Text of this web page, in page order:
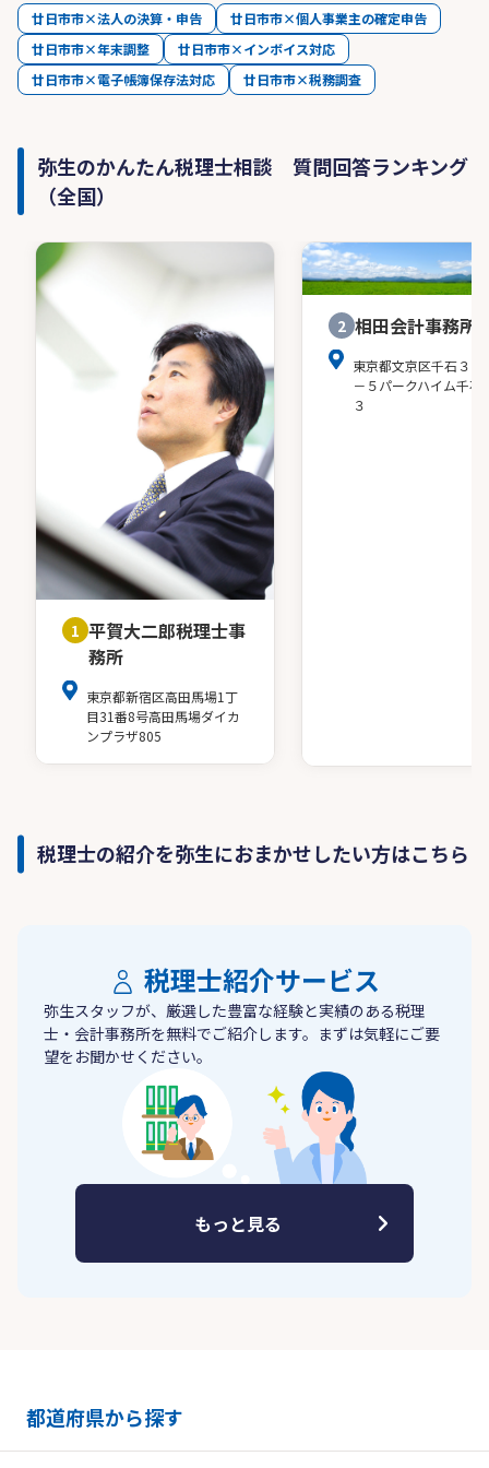
廿日市市×法人の決算・申告
廿日市市×個人事業主の確定申告
廿日市市×年末調整
廿日市市×インボイス対応
廿日市市×電子帳簿保存法対応
廿日市市×税務調査
弥生のかんたん税理士相談 質問回答ランキング
（全国）
1 平賀大二郎税理士事
務所
東京都新宿区高田馬場1丁
目31番8号高田馬場ダイカ
ンプラザ805
2 相田会計事務所
東京都文京区千石３－
－５パークハイム千石
３
税理士の紹介を弥生におまかせしたい方はこちら
税理士紹介サービス
弥生スタッフが、厳選した豊富な経験と実績のある税理
士・会計事務所を無料でご紹介します。まずは気軽にご要
望をお聞かせください。
もっと見る
都道府県から探す